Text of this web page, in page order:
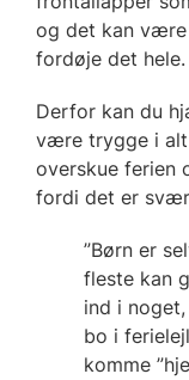
og det kan
fordøje det hele.
Derfor kan du
være trygge i alt
overskue ferien
fordi det er
”Børn er
fleste kan
ind i
bo i
komme